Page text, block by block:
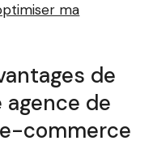
ma
de
de
commerce